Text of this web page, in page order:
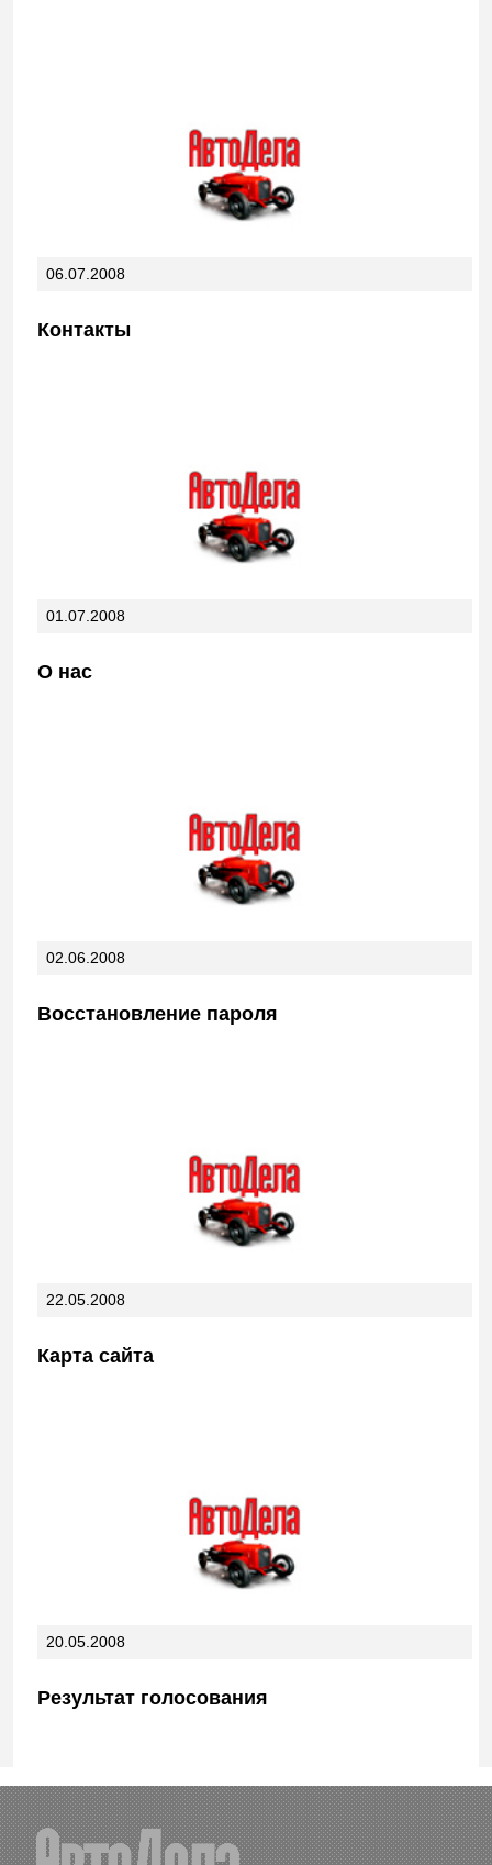
06.07.2008
Контакты
01.07.2008
О нас
02.06.2008
Восстановление пароля
22.05.2008
Карта сайта
20.05.2008
Результат голосования